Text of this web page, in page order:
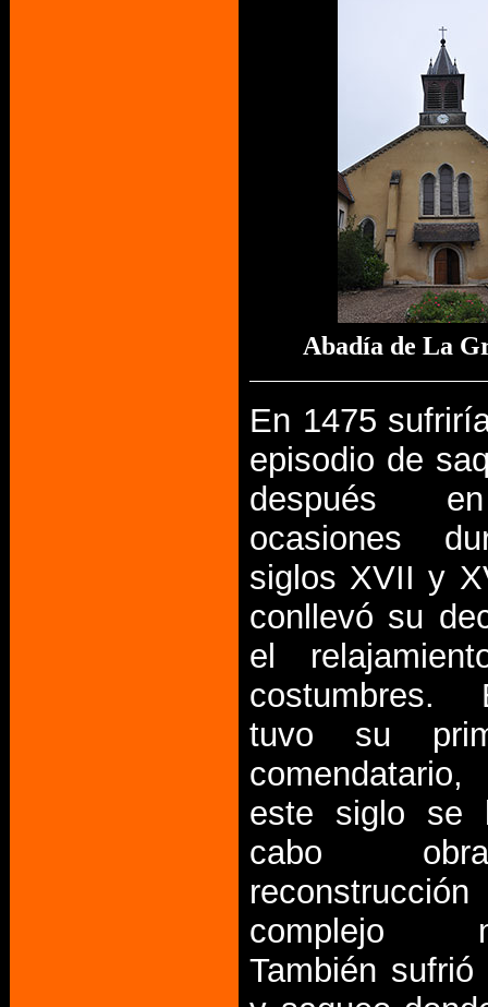
Abadía de La
En 1475
episodio de
después
ocasiones
siglos XVII y
conllevó su
el
costumbres.
tuvo su
este siglo se
cabo
complejo
También